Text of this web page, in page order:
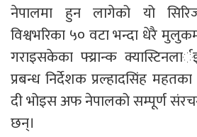
नेपालमा हुन लागेको यो
विश्वभरिका ५० वटा भन्दा धेरै
गराइसकेका फ्य्रान्क
प्रबन्ध निर्देशक प्रल्हादसिंह
दी भोइस अफ नेपालको सम्पूर्ण
छन्।